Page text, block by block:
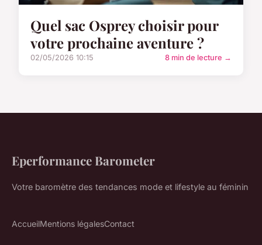
Quel sac Osprey choisir pour
votre prochaine aventure ?
02/05/2026 10:15 8 min de lecture →
Eperformance Barometer
Votre baromètre des tendances mode et lifestyle au féminin
AccueilMentions légalesContact